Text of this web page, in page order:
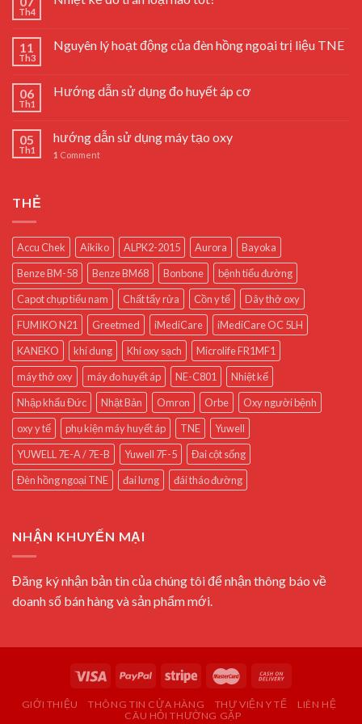
Th4
11
Th3
Nguyên lý hoạt động của đèn hồng ngoại trị liệu TNE
06
Th1
Hướng dẫn sử dụng đo huyết áp cơ
05
Th1
hướng dẫn sử dụng máy tạo oxy
1 Comment
THẺ
Accu Chek Aikiko ALPK2-2015 Aurora
Bayoka
Benze BM-58
Benze BM68 Bonbone
bệnh tiểu đường
Capot chụp tiểu nam
Chất tẩy rửa Cồn y tế
Dây thở oxy
FUMIKO N21
Greetmed iMediCare
iMediCare OC 5LH
KANEKO
khí dung Khí oxy sạch
Microlife FR1MF1
máy thở oxy
máy đo huyết áp NE-C801
Nhiệt kế
Nhập khẩu Đức
Nhật Bản Omron Orbe
Oxy người bệnh
oxy y tế
phụ kiện máy huyết áp TNE
Yuwell
YUWELL 7E-A / 7E-B
Yuwell 7F-5
Đai cột sống
Đèn hồng ngoại TNE
đai lưng đái tháo đường
NHẬN KHUYẾN MẠI
Đăng ký nhận bản tin của chúng tôi để nhận thông báo về
doanh số bán hàng và sản phẩm mới.
GIỚI THIỆU THÔNG TIN CỬA HÀNG THƯ VIỆN Y TẾ
LIÊN HỆ
CÂU HỎI THƯỜNG GẶP